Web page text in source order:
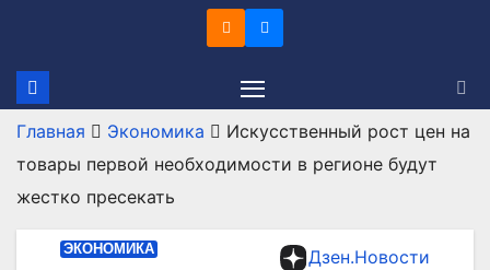
содержимому
Главная Экономика
Искусственный рост цен на
товары первой необходимости в регионе будут
жестко пресекать
Дзен.Новости
ЭКОНОМИКА